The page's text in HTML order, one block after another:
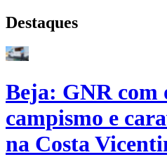
Destaques
Beja: GNR com
campismo e
na Costa